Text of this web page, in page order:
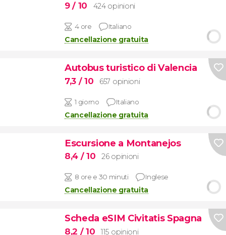
9/ 10 424 opinioni
4 ore Italiano
Cancellazione gratuita
Autobus turistico di Valencia
7,3 / 10 657 opinioni
1 giorno Italiano
Cancellazione gratuita
Escursione a Montanejos
8,4 / 10 26 opinioni
8 ore e 30 minuti Inglese
Cancellazione gratuita
Scheda eSIM Civitatis Spagna
8,2 / 10 115 opinioni